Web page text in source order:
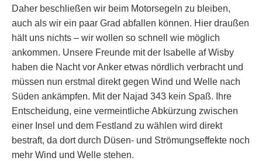
Daher beschließen wir beim Motorsegeln zu bleiben,
auch als wir ein paar Grad abfallen können. Hier draußen
hält uns nichts – wir wollen so schnell wie möglich
ankommen. Unsere Freunde mit der Isabelle af Wisby
haben die Nacht vor Anker etwas nördlich verbracht und
müssen nun erstmal direkt gegen Wind und Welle nach
Süden ankämpfen. Mit der Najad 343 kein Spaß. Ihre
Entscheidung, eine vermeintliche Abkürzung zwischen
einer Insel und dem Festland zu wählen wird direkt
bestraft, da dort durch Düsen- und Strömungseffekte noch
mehr Wind und Welle stehen.